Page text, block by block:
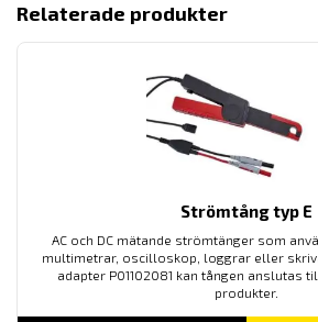
Relaterade produkter
Strömtång typ E
AC och DC mätande strömtänger som
multimetrar, oscilloskop, loggrar eller
adapter P01102081 kan tången anslutas
produkter.